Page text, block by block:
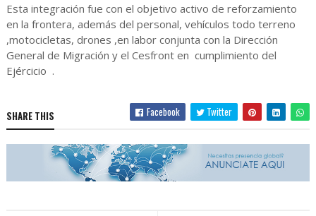
Esta integración fue con el objetivo activo de reforzamiento
en la frontera, además del personal, vehículos todo terreno
,motocicletas, drones ,en labor conjunta con la Dirección
General de Migración y el Cesfront en cumplimiento del
Ejércicio .
SHARE THIS Facebook Twitter